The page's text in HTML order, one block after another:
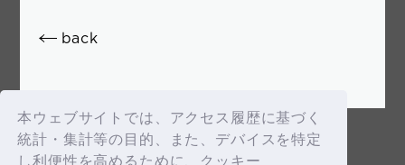
本ウェブサイトでは、アクセス履歴に基づく
統計・集計等の目的、また、デバイスを特定
し利便性を高めるために、クッキー
lyrics search
special
back